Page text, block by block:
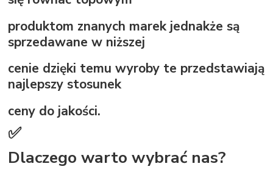
produktom znanych marek jednakże są
sprzedawane w niższej
cenie dzięki temu wyroby te przedstawiają
najlepszy stosunek
ceny do jakości.
✅
Dlaczego warto wybrać nas?